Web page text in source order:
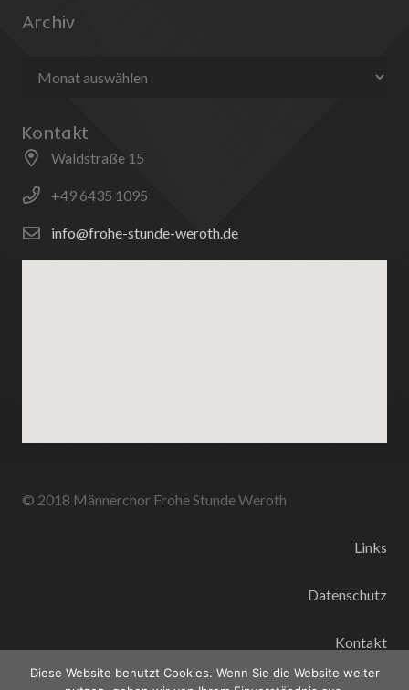
Archiv
Kontakt
Waldstraße 15
+49 6435 1095
info@frohe-stunde-weroth.de
© 2018 Männerchor Frohe Stunde Weroth
Links
Datenschutz
Kontakt
Diese Website benutzt Cookies. Wenn Sie die Website weiter